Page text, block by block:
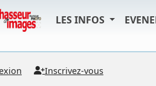
LES INFOS
Inscrivez-vous